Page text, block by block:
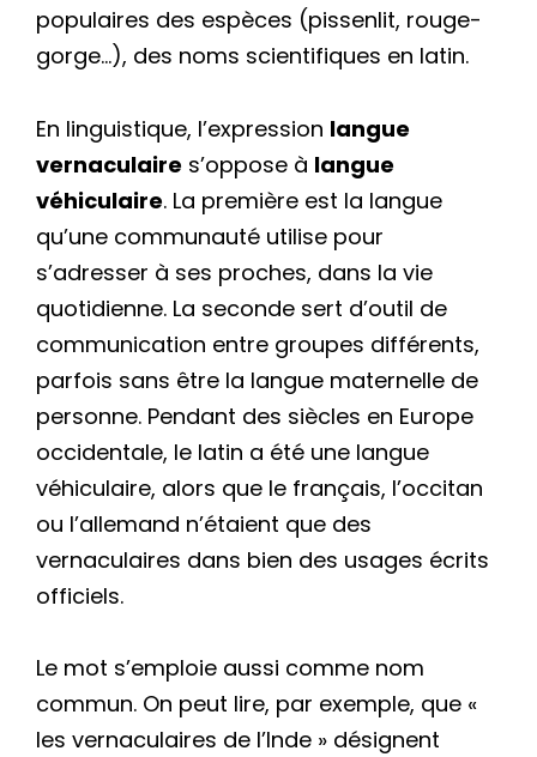
populaires des espèces (pissenlit, rouge-
gorge…), des noms scientifiques en latin.
En linguistique, l’expression langue
vernaculaire s’oppose à langue
véhiculaire. La première est la langue
qu’une communauté utilise pour
s’adresser à ses proches, dans la vie
quotidienne. La seconde sert d’outil de
communication entre groupes différents,
parfois sans être la langue maternelle de
personne. Pendant des siècles en Europe
occidentale, le latin a été une langue
véhiculaire, alors que le français, l’occitan
ou l’allemand n’étaient que des
vernaculaires dans bien des usages écrits
officiels.
Le mot s’emploie aussi comme nom
commun. On peut lire, par exemple, que «
les vernaculaires de l’Inde » désignent